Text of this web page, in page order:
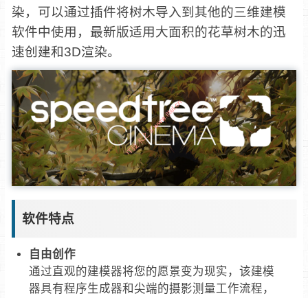
染，可以通过插件将树木导入到其他的三维建模
软件中使用，最新版适用大面积的花草树木的迅
速创建和3D渲染。
软件特点
自由创作
通过直观的建模器将您的愿景变为现实，该建模
器具有程序生成器和尖端的摄影测量工作流程，